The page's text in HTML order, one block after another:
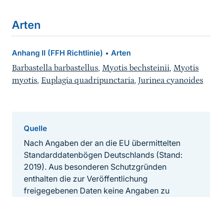
Arten
Anhang II (FFH Richtlinie) • Arten
Barbastella barbastellus, Myotis bechsteinii, Myotis
myotis, Euplagia quadripunctaria, Jurinea cyanoides
Quelle
Nach Angaben der an die EU übermittelten
Standarddatenbögen Deutschlands (Stand:
2019). Aus besonderen Schutzgründen
enthalten die zur Veröffentlichung
freigegebenen Daten keine Angaben zu